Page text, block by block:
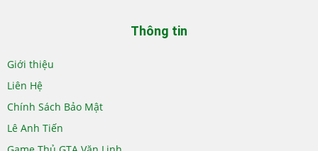
Thông tin
Giới thiệu
Liên Hệ
Chính Sách Bảo Mật
Lê Anh Tiến